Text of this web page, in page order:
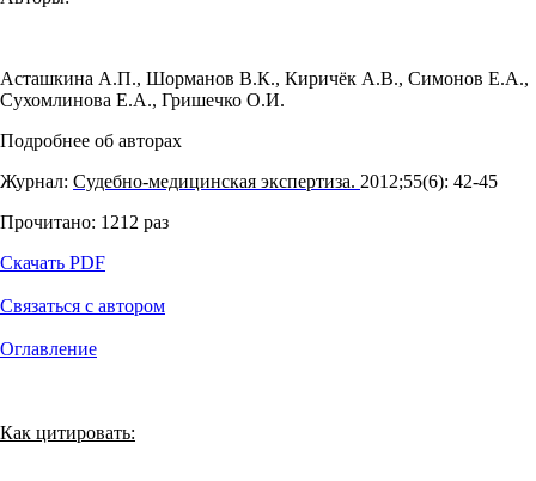
Асташкина А.П., Шорманов В.К., Киричёк А.В., Симонов Е.А.,
Сухомлинова Е.А., Гришечко О.И.
Подробнее об авторах
Журнал: Судебно-медицинская экспертиза. 2012;55(6): 42‑45
Прочитано: 1212 раз
Скачать PDF
Связаться с автором
Оглавление
Как цитировать: